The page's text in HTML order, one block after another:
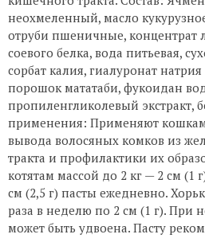
неохмеленный, масло
отруби пшеничные, концентрат
соевого белка, вода питьевая,
сорбат калия, гиалуронат
порошок мататаби, фукоидан
пропиленгликолевый экстракт,
применения: Применяют
вывода волосяных комков из
тракта и профилактики их
котятам массой до 2 кг — 2 см (1
см (2,5 г) пасты ежедневно.
раза в неделю по 2 см (1 г). При
может быть удвоена. Пасту